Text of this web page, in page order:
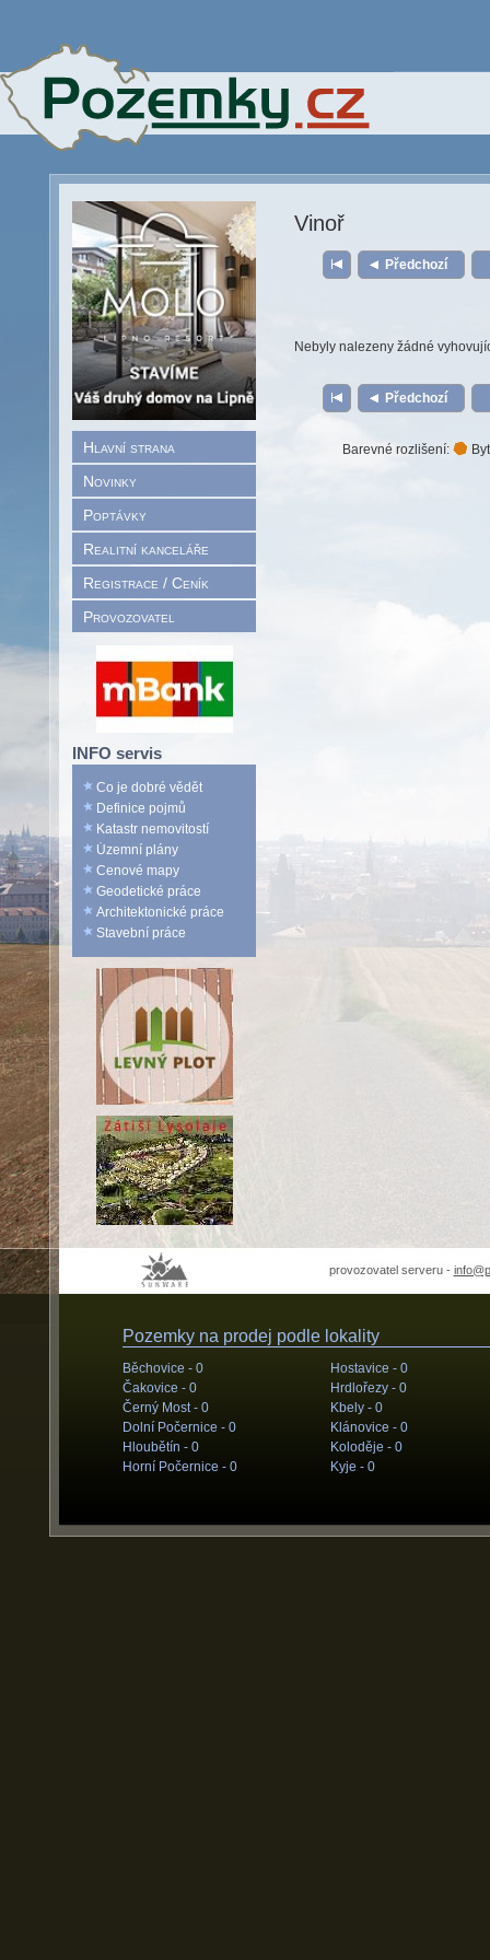
Hlavní strana
Novinky
Poptávky
Realitní kanceláře
Registrace / Ceník
Provozovatel
INFO servis
Co je dobré vědět
Definice pojmů
Katastr nemovitostí
Územní plány
Cenové mapy
Geodetické práce
Architektonické práce
Stavební práce
Vinoř
Předchozí
Nebyly nalezeny žádné
Předchozí
Barevné rozlišení:
provozovatel serveru -
Pozemky na prodej podle lokality
Běchovice - 0
Čakovice - 0
Černý Most - 0
Dolní Počernice - 0
Hloubětín - 0
Horní Počernice - 0
Hostavice - 0
Hrdlořezy - 0
Kbely - 0
Klánovice - 0
Koloděje - 0
Kyje - 0